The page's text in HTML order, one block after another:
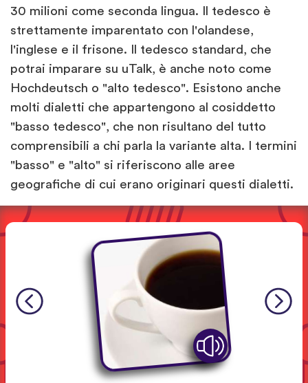
30 milioni come seconda lingua. Il tedesco è
strettamente imparentato con l'olandese,
l'inglese e il frisone. Il tedesco standard, che
potrai imparare su uTalk, è anche noto come
Hochdeutsch o "alto tedesco". Esistono anche
molti dialetti che appartengono al cosiddetto
"basso tedesco", che non risultano del tutto
comprensibili a chi parla la variante alta. I termini
"basso" e "alto" si riferiscono alle aree
geografiche di cui erano originari questi dialetti.